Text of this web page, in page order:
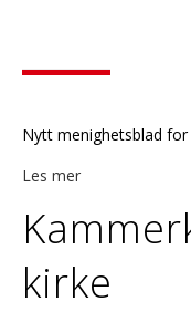
Nytt menighetsblad
Les mer
kirke